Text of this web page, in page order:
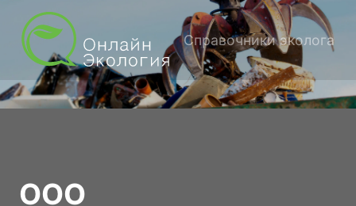
Справочники эколога
ООО